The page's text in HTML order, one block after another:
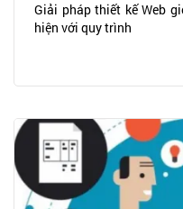
Giải pháp thiết kế Web
hiện với quy trình